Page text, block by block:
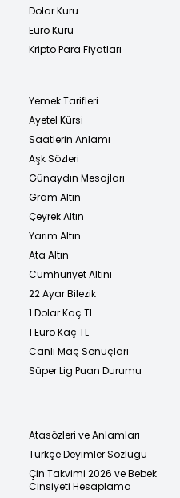
Dolar Kuru
Euro Kuru
Kripto Para Fiyatları
Yemek Tarifleri
Ayetel Kürsi
Saatlerin Anlamı
Aşk Sözleri
Günaydın Mesajları
Gram Altın
Çeyrek Altın
Yarım Altın
Ata Altın
Cumhuriyet Altını
22 Ayar Bilezik
1 Dolar Kaç TL
1 Euro Kaç TL
Canlı Maç Sonuçları
Süper Lig Puan Durumu
Atasözleri ve Anlamları
Türkçe Deyimler Sözlüğü
Çin Takvimi 2026 ve Bebek
Cinsiyeti Hesaplama